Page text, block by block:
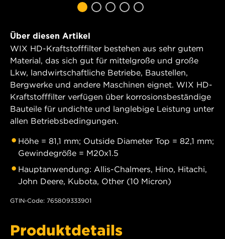
Über diesen Artikel
WIX HD-Kraftstofffilter bestehen aus sehr gutem
Material, das sich gut für mittelgroße und große
Lkw, landwirtschaftliche Betriebe, Baustellen,
Bergwerke und andere Maschinen eignet. WIX HD-
Kraftstofffilter verfügen über korrosionsbeständige
Bauteile für undichte und langlebige Leistung unter
allen Betriebsbedingungen.
Höhe = 81,1 mm; Outside Diameter Top = 82,1 mm;
Gewindegröße = M20x1.5
Hauptanwendung: Allis-Chalmers, Hino, Hitachi,
John Deere, Kubota, Other (10 Micron)
GTIN-Code: 765809333901
Produktdetails